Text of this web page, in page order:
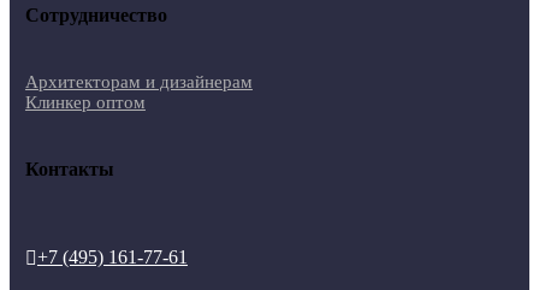
Сотрудничество
Архитекторам и дизайнерам
Клинкер оптом
Контакты
+7 (495) 161-77-61